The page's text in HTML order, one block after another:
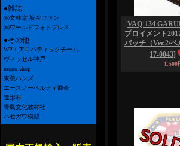
●雑誌
㈱文林堂 航空ファン
㈱ワールドフォトプレス
●その他
WPエアロバティックチーム
ヴィッセル神戸
mono shop
東急ハンズ
エースノーベルティ商会
造形村
青島文化教材社
ハセガワ模型
VAQ-134
プロイメント
パッチ（Ver.2/ベ
17-0043]
1,500